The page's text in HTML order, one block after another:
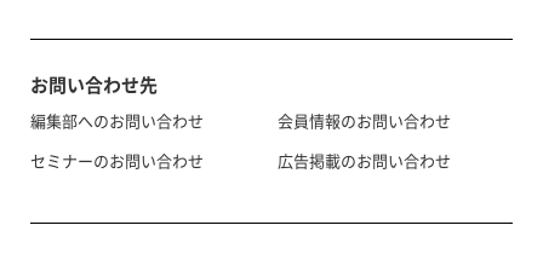
お問い合わせ先
編集部へのお問い合わせ
セミナーのお問い合わせ
会員情報のお問い合わせ
広告掲載のお問い合わせ